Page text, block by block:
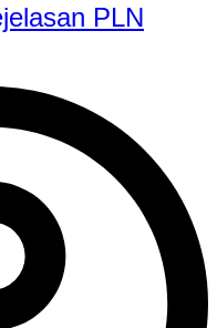
PLN